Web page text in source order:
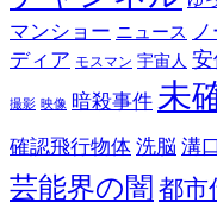
マンショー ニュース
ディア モスマン 宇宙人
撮影 映像 暗殺事件 未
確認飛行物体 洗脳 溝口
芸能界の闇 都市